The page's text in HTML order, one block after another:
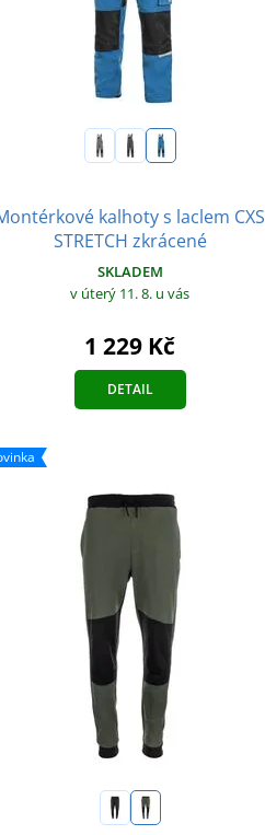
kalhoty s laclem CXS
STRETCH zkrácené
SKLADEM
v úterý 11. 8. u vás
1 229 Kč
DETAIL